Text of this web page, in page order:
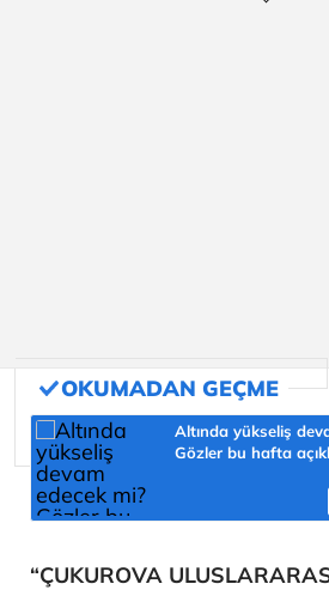
Altında yükseliş
Gözler bu hafta
“ÇUKUROVA